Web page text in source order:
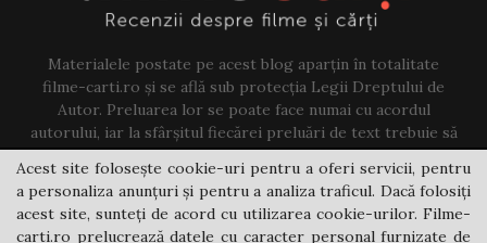
Materialele postate pe acest blog aparțin în totalitate
filme-carti.ro și se află sub protecția Legii Dreptului de
Autor. Preluarea lor se poate face numai cu acordul
autorului, iar la sfârșitul fiecărei preluări de text trebuie să
existe un link către acest blog.
Contact us:jovi@filme-carti.ro
Acest site folosește cookie-uri pentru a oferi servicii, pentru
a personaliza anunțuri și pentru a analiza traficul. Dacă folosiți
acest site, sunteți de acord cu utilizarea cookie-urilor. Filme-
carti.ro prelucrează datele cu caracter personal furnizate de